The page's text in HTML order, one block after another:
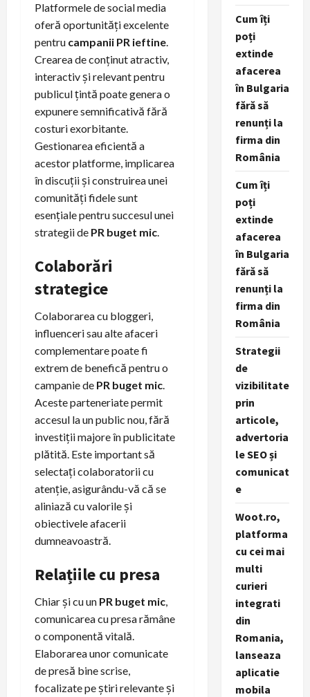
Platformele de social media
oferă oportunități excelente
pentru campanii PR ieftine.
Crearea de conținut atractiv,
interactiv și relevant pentru
publicul țintă poate genera o
expunere semnificativă fără
costuri exorbitante.
Gestionarea eficientă a
acestor platforme, implicarea
în discuții și construirea unei
comunități fidele sunt
esențiale pentru succesul unei
strategii de PR buget mic.
Colaborări
strategice
Colaborarea cu bloggeri,
influenceri sau alte afaceri
complementare poate fi
extrem de benefică pentru o
campanie de PR buget mic.
Aceste parteneriate permit
accesul la un public nou, fără
investiții majore în publicitate
plătită. Este important să
selectați colaboratorii cu
atenție, asigurându-vă că se
aliniază cu valorile și
obiectivele afacerii
dumneavoastră.
Relațiile cu presa
Chiar și cu un PR buget mic,
comunicarea cu presa rămâne
o componentă vitală.
Elaborarea unor comunicate
de presă bine scrise,
focalizate pe știri relevante și
Cum îți
poți
extinde
afacerea
în Bulgaria
fără să
renunți la
firma din
România
Cum îți
poți
extinde
afacerea
în Bulgaria
fără să
renunți la
firma din
România
Strategii
de
vizibilitate
prin
articole,
advertoria
le SEO și
comunicat
e
Woot.ro,
platforma
cu cei mai
multi
curieri
integrati
din
Romania,
lanseaza
aplicatie
mobila